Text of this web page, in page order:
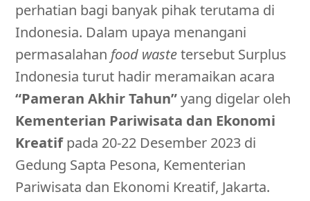
perhatian bagi banyak pihak terutama di
Indonesia. Dalam upaya menangani
permasalahan food wastetersebut Surplus
Indonesia turut hadir meramaikan acara
“Pameran Akhir Tahun”yang digelar oleh
Kementerian Pariwisata dan Ekonomi
Kreatifpada 20-22 Desember 2023 di
Gedung Sapta Pesona, Kementerian
Pariwisata dan Ekonomi Kreatif, Jakarta.